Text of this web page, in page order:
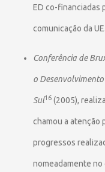
ED co-financiadas
comunicação da UE.
Conferência de
o
Sul16 (2005),
chamou a atenção
progressos
nomeadamente